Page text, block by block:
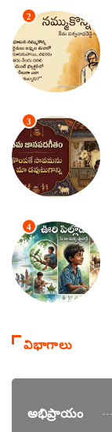
2
3
4
విభాగాలు
అభిప్రాయం